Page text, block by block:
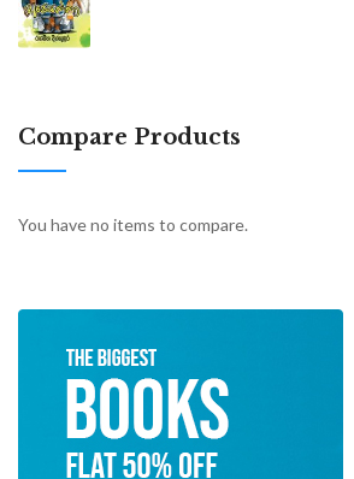
Compare Products
You have no items to compare.